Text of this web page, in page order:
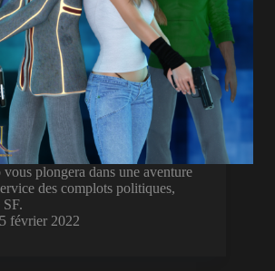
plongera dans une aventure
des complots politiques,
février 2022